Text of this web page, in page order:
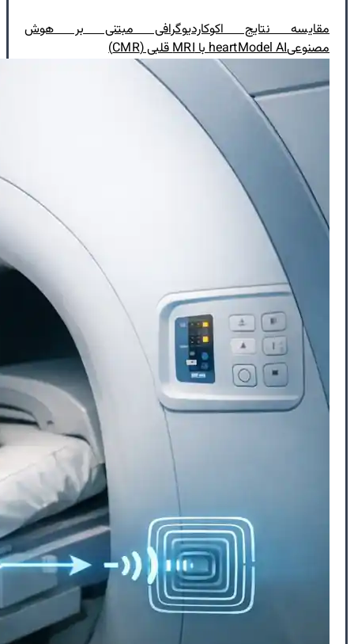
مقایسه نتایج اکوکاردیوگرافی مبتنی بر هوش
مصنوعیheartModel AI با MRI قلبی (CMR)